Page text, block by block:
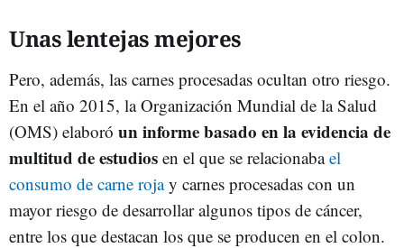
Unas lentejas mejores
Pero, además, las carnes procesadas ocultan otro riesgo.
En el año 2015, la Organización Mundial de la Salud
(OMS) elaboró un informe basado en la evidencia de
multitud de estudios en el que se relacionabael
consumo de carne rojay carnes procesadas con un
mayor riesgo de desarrollar algunos tipos de cáncer,
entre los que destacan los que se producen en el colon.